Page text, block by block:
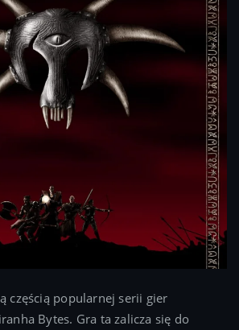
częścią popularnej serii gier
Bytes. Gra ta zalicza się do